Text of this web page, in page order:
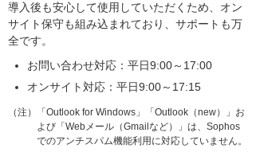
導入後も安心して使用していただくため、オン
サイト保守も組み込まれており、サポートも万
全です。
お問い合わせ対応：平日9:00～17:00
オンサイト対応：平日9:00～17:15
（注）「Outlook for Windows」「Outlook（new）」お
よび「Webメール（Gmailなど）」は、Sophos
でのアンチスパム機能利用に対応していません。